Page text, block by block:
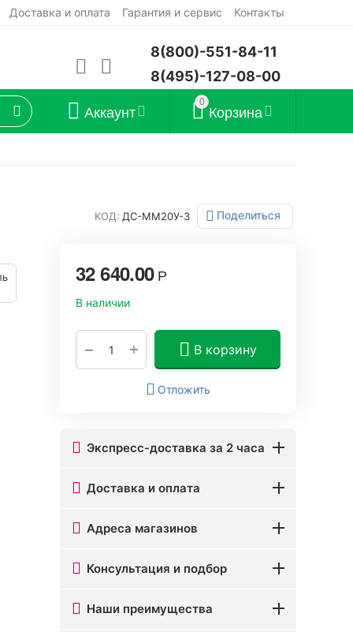
Доставка и оплата Гарантия и сервис Контакты
8(800)-551-84-11
8(495)-127-08-00
0 Корзина
Аккаунт
КОД: ДС-ММ20У-3 Поделиться
32 640.00 Р
В наличии
+
− В корзину
Отложить
Экспресс-доставка за 2 часа
Доставка и оплата
Адреса магазинов
Консультация и подбор
Наши преимущества